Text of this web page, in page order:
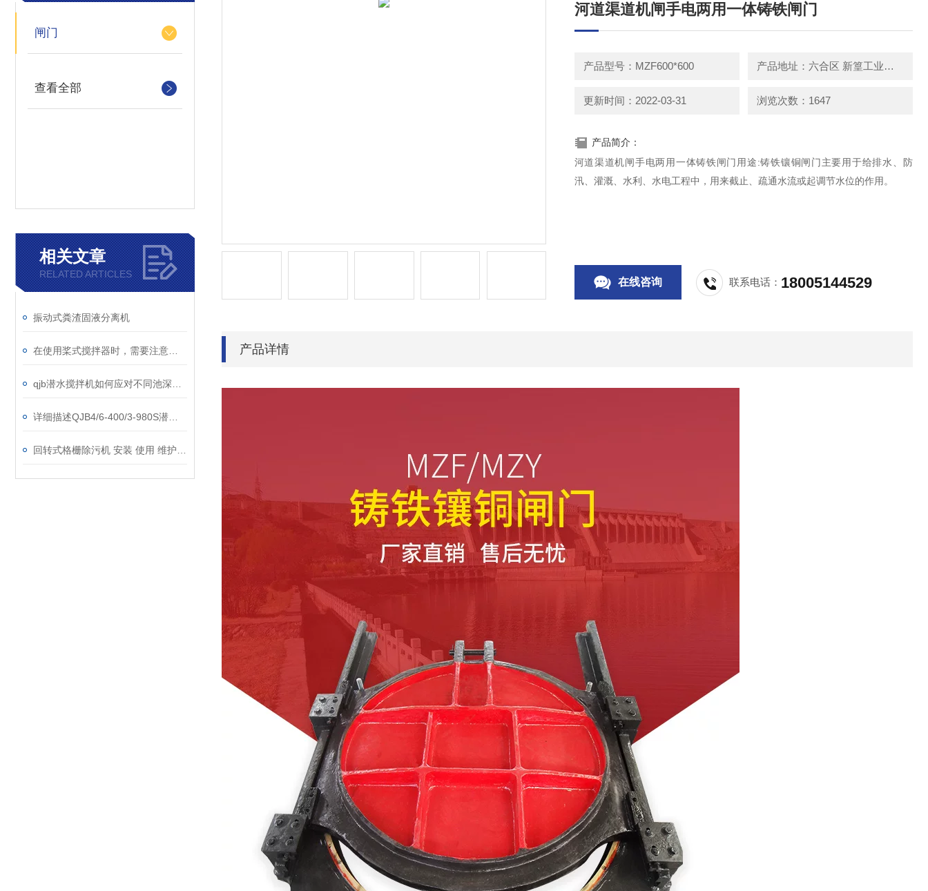
闸门
查看全部
相关文章
RELATED ARTICLES
振动式粪渣固液分离机
河道渠道机闸手电两用一体铸铁闸门
产品型号：MZF600*600 产品地址：六合区 新篁工业园园区中路3号
更新时间：2022-03-31 浏览次数：1647
产品简介：
河道渠道机闸手电两用一体铸铁闸门用途:铸铁镶铜闸门主要用于给排水、防
汛、灌溉、水利、水电工程中，用来截止、疏通水流或起调节水位的作用。
在线咨询 联系电话： 18005144529
产品详情